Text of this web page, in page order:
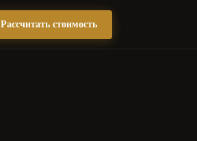
Рассчитать стоимость